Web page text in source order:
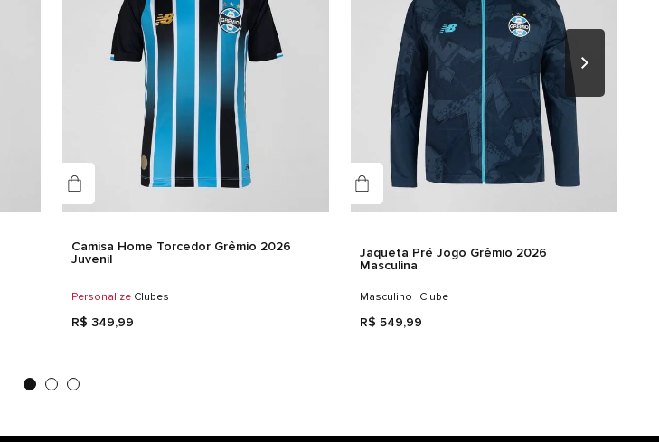
Gênero
Masculino
Detalhes do produto
CORPO: 94% POLIAMIDA 6% ELASTANO FORRO: 100% POLIESTER
RECORTE LATERAL: 93% POLIESTER 7% ELASTANO
Camisa Home Torcedor Grêmio 2026
Juvenil
Personalize Clubes
R$ 349,99
Jaqueta Pré Jogo Grêmio 2026
Masculina
Masculino Clube
R$ 549,99